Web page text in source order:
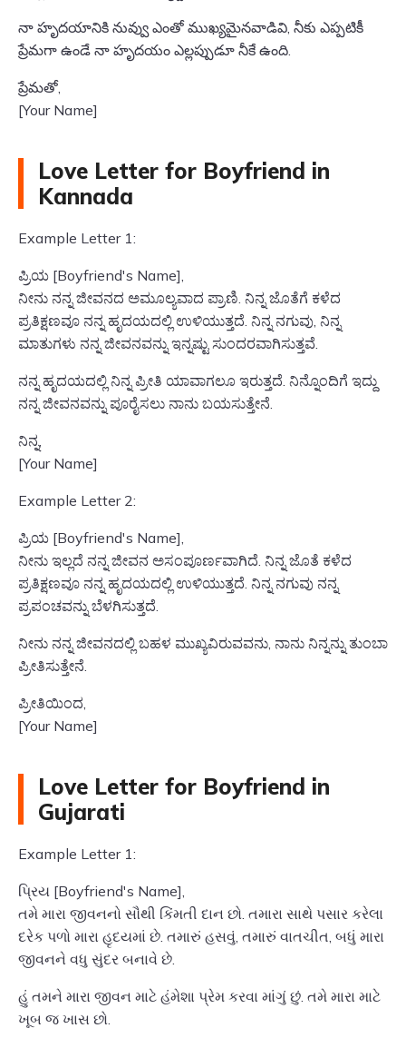
నా హృదయానికి నువ్వు ఎంతో ముఖ్యమైనవాడివి, నీకు ఎప్పటికీ
ప్రేమగా ఉండే నా హృదయం ఎల్లప్పుడూ నీకే ఉంది.
ప్రేమతో,
[Your Name]
Love Letter for Boyfriend in
Kannada
Example Letter 1:
ಪ್ರಿಯ [Boyfriend's Name],
ನೀನು ನನ್ನ ಜೀವನದ ಅಮೂಲ್ಯವಾದ ಪ್ರಾಣಿ. ನಿನ್ನ ಜೊತೆಗೆ ಕಳೆದ
ಪ್ರತಿಕ್ಷಣವೂ ನನ್ನ ಹೃದಯದಲ್ಲಿ ಉಳಿಯುತ್ತದೆ. ನಿನ್ನ ನಗುವು, ನಿನ್ನ
ಮಾತುಗಳು ನನ್ನ ಜೀವನವನ್ನು ಇನ್ನಷ್ಟು ಸುಂದರವಾಗಿಸುತ್ತವೆ.
ನನ್ನ ಹೃದಯದಲ್ಲಿ ನಿನ್ನ ಪ್ರೀತಿ ಯಾವಾಗಲೂ ಇರುತ್ತದೆ. ನಿನ್ನೊಂದಿಗೆ ಇದ್ದು
ನನ್ನ ಜೀವನವನ್ನು ಪೂರೈಸಲು ನಾನು ಬಯಸುತ್ತೇನೆ.
ನಿನ್ನ,
[Your Name]
Example Letter 2:
ಪ್ರಿಯ [Boyfriend's Name],
ನೀನು ಇಲ್ಲದೆ ನನ್ನ ಜೀವನ ಅಸಂಪೂರ್ಣವಾಗಿದೆ. ನಿನ್ನ ಜೊತೆ ಕಳೆದ
ಪ್ರತಿಕ್ಷಣವೂ ನನ್ನ ಹೃದಯದಲ್ಲಿ ಉಳಿಯುತ್ತದೆ. ನಿನ್ನ ನಗುವು ನನ್ನ
ಪ್ರಪಂಚವನ್ನು ಬೆಳಗಿಸುತ್ತದೆ.
ನೀನು ನನ್ನ ಜೀವನದಲ್ಲಿ ಬಹಳ ಮುಖ್ಯವಿರುವವನು, ನಾನು ನಿನ್ನನ್ನು ತುಂಬಾ
ಪ್ರೀತಿಸುತ್ತೇನೆ.
ಪ್ರೀತಿಯಿಂದ,
[Your Name]
Love Letter for Boyfriend in
Gujarati
Example Letter 1:
પ્રિય [Boyfriend's Name],
તમે મારા જીવનનો સૌથી કિંમતી દાન છો. તમારા સાથે પસાર કરેલા
દરેક પળો મારા હૃદયમાં છે. તમારું હસવું, તમારું વાતચીત, બધું મારા
જીવનને વધુ સુંદર બનાવે છે.
હું તમને મારા જીવન માટે હંમેશા પ્રેમ કરવા માંગું છું. તમે મારા માટે
ખૂબ જ ખાસ છો.